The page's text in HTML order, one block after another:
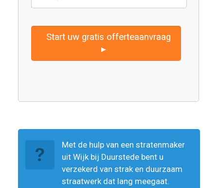
Start uw gratis offerteaanvraag
▸
Met de hulp van een stratenmaker
uit Wijk bij Duurstede bent u
verzekerd van strak en duurzaam
straatwerk dat lang meegaat.